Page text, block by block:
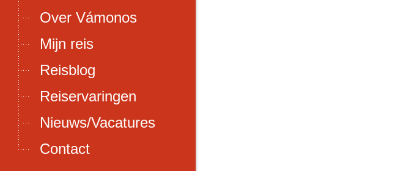
Over Vámonos
Mijn reis
Reisblog
Reiservaringen
Nieuws/Vacatures
Contact